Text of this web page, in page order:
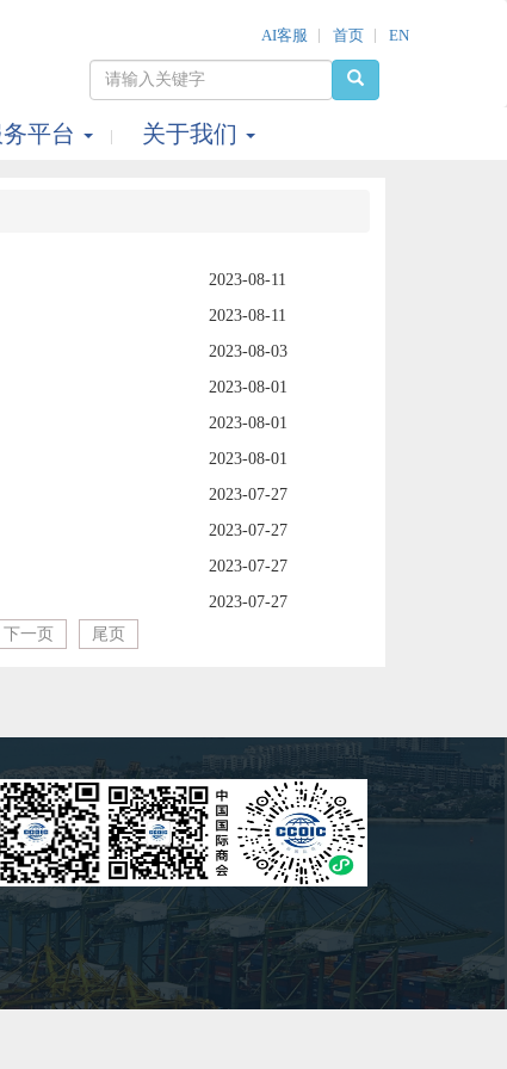
AI客服 首页 EN
务平台 关于我们
2023-08-11
2023-08-11
2023-08-03
2023-08-01
2023-08-01
2023-08-01
2023-07-27
2023-07-27
2023-07-27
2023-07-27
下一页 尾页